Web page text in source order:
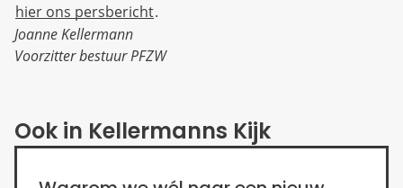
hier ons persbericht.
Joanne Kellermann
Voorzitter bestuur PFZW
Ook in Kellermanns Kijk